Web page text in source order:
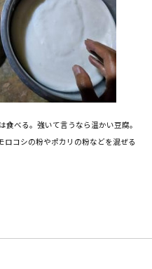
べる。強いて言うなら温かい豆腐。
ロコシの粉やポカリの粉などを混ぜる